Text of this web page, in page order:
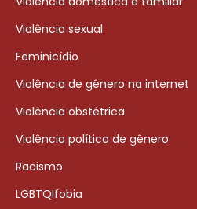
Violência sexual
Feminicídio
Violência de gênero na internet
Violência obstétrica
Violência política de gênero
Racismo
LGBTQIfobia